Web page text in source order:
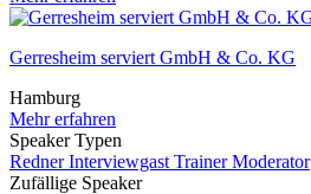
Gerresheim serviert GmbH & Co. KG
Hamburg
Mehr erfahren
Speaker Typen
RednerInterviewgast TrainerModerator
Zufällige Speaker